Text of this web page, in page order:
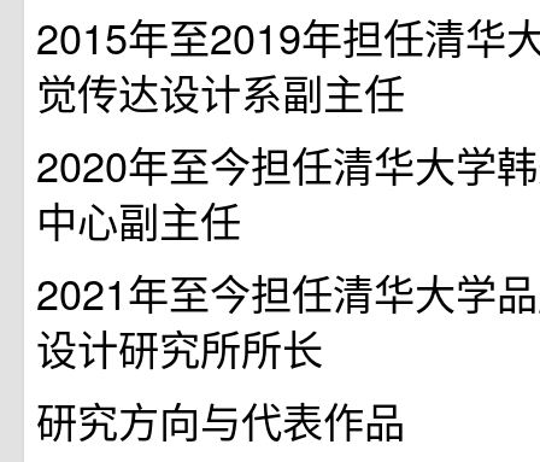
2015年至2019年担任清华
觉传达设计系副主任
2020年至今担任清华大学
中心副主任
2021年至今担任清华大学
设计研究所所长
研究方向与代表作品